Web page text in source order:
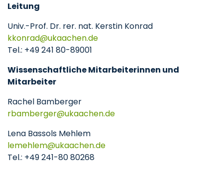
Leitung
Univ.-Prof. Dr. rer. nat. Kerstin Konrad
kkonrad
ukaachende
Tel.: +49 241 80-89001
Wissenschaftliche Mitarbeiterinnen und
Mitarbeiter
Rachel Bamberger
rbamberger
ukaachende
Lena Bassols Mehlem
lemehlem
ukaachende
Tel.: +49 241-80 80268